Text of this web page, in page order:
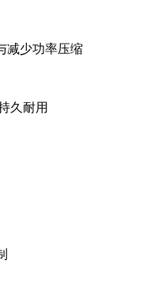
减少功率压缩
久耐用